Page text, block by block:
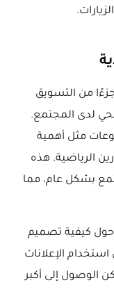
من التسويق
لدى المجتمع.
مثل أهمية
الرياضية. هذه
بشكل عام، مما
كيفية تصميم
الإعلانات
الوصول إلى أكبر